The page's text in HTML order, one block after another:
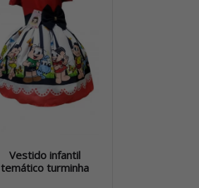
Vestido infantil
temático turminha